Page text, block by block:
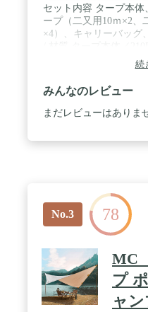
セット内容 タープ本
ープ（二又用10ｍ×2、
×4）、キャリーバッグ
PUコーティング耐水
撥水加工・UVカット
エステル・コットン混
83×25×26（h）cm / 重
続
みんなのレビュー
まだレビューはありま
No.3 78
MC
プ
ャ